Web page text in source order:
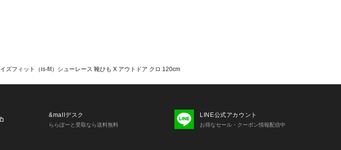
イズフィット（is-fit）シューレース 靴ひも X アウトドア クロ 120cm
&mallデスク
ららぽーと受取なら送料無料
LINE公式アカウント
お得なセール・クーポン情報配信中